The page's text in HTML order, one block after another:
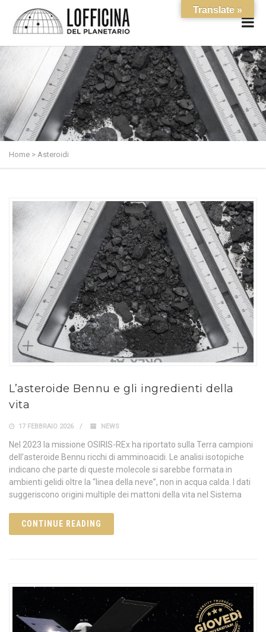
Home > Asteroidi
L’asteroide Bennu e gli ingredienti della
vita
17 FEBBRAIO 2026 NEWS
Nel 2023 la missione OSIRIS-REx ha riportato sulla Terra campioni
dell’asteroide Bennu ricchi di amminoacidi. Le analisi isotopiche
indicano che parte di queste molecole si sarebbe formata in
ambienti gelidi oltre la “linea della neve”, non in acqua calda. I dati
suggeriscono origini multiple dei mattoni della vita nel Sistema
CONTINUE READING
Translate »